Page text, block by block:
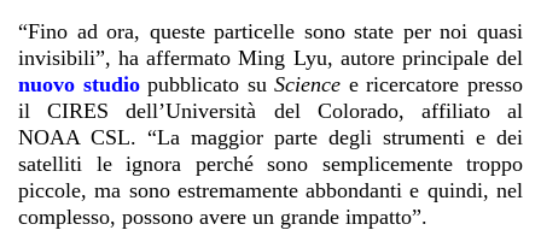
“Fino ad ora, queste particelle sono state per noi quasi
invisibili”, ha affermato Ming Lyu, autore principale del
nuovo studiopubblicato suScience e ricercatore presso
il CIRES dell’Università del Colorado, affiliato al
NOAA CSL. “La maggior parte degli strumenti e dei
satelliti le ignora perché sono semplicemente troppo
piccole, ma sono estremamente abbondanti e quindi, nel
complesso, possono avere un grande impatto”.